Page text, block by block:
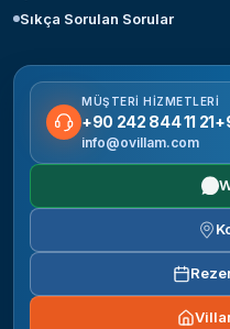
Sıkça Sorulan Sorular
MÜŞTERI HIZMETLERI
+90 242 844 11 21
info@ovillam.com